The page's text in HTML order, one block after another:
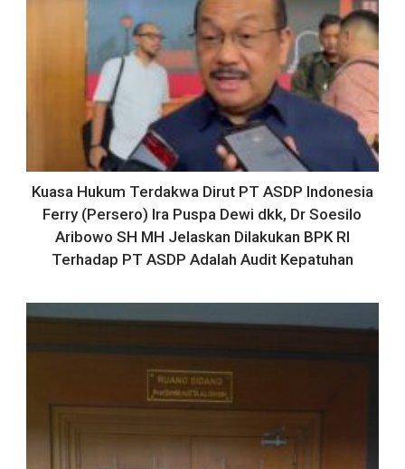
Kuasa Hukum Terdakwa Dirut PT ASDP Indonesia
Ferry (Persero) Ira Puspa Dewi dkk, Dr Soesilo
Aribowo SH MH Jelaskan Dilakukan BPK RI
Terhadap PT ASDP Adalah Audit Kepatuhan